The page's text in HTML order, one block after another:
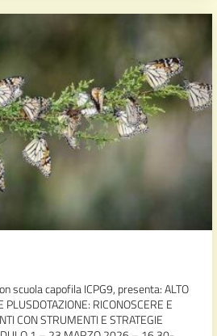
scuola capofila ICPG9, presenta: ALTO
PLUSDOTAZIONE: RICONOSCERE E
CON STRUMENTI E STRATEGIE